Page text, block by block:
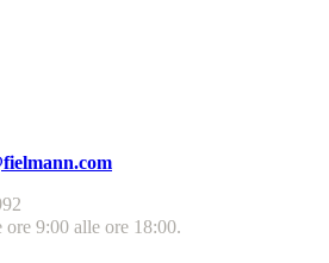
9:00 alle ore 18:00.